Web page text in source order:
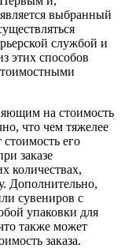
выбранный
службой и
этих способов
на стоимость
что чем тяжелее
его
заказе
количествах,
Дополнительно,
сувениров с
упаковки для
также может
заказа.